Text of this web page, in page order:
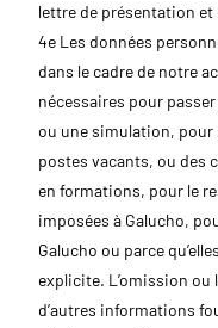
lettre de présentation et
4e Les données
dans le cadre de notre
nécessaires pour
ou une simulation, pour
postes vacants, ou des
en formations, pour le
imposées à Galucho,
Galucho ou parce
explicite. L’omission ou
d’autres informations